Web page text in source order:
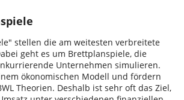
stellen die am weitesten verbreitete
geht es um Brettplanspiele, die
Unternehmen simulieren.
ökonomischen Modell und fördern
Theorien. Deshalb ist sehr oft das Ziel,